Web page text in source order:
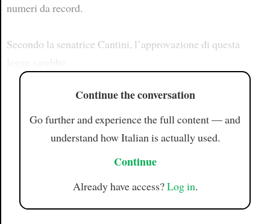
numeri da record.
Secondo la senatrice Cantini, l’approvazione di questa
Continue the conversation
Go further and experience the full content — and
understand how Italian is actually used.
Continue
Already have access?Log in.